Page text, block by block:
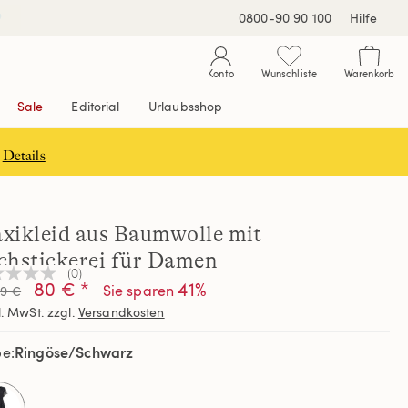
0800-90 90 100 Hilfe
Konto Wunschliste Warenkorb
Sale Editorial Urlaubsshop
Details
aus Baumwolle mit
für Damen
(0)
€ 80 € * Sie sparen 41%
MwSt. zzgl. Versandkosten
Ringöse/Schwarz